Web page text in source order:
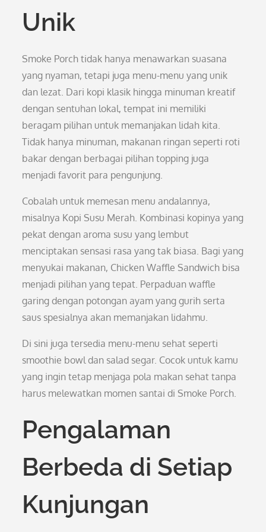
Unik
Smoke Porch tidak hanya menawarkan suasana
yang nyaman, tetapi juga menu-menu yang unik
dan lezat. Dari kopi klasik hingga minuman kreatif
dengan sentuhan lokal, tempat ini memiliki
beragam pilihan untuk memanjakan lidah kita.
Tidak hanya minuman, makanan ringan seperti roti
bakar dengan berbagai pilihan topping juga
menjadi favorit para pengunjung.
Cobalah untuk memesan menu andalannya,
misalnya Kopi Susu Merah. Kombinasi kopinya yang
pekat dengan aroma susu yang lembut
menciptakan sensasi rasa yang tak biasa. Bagi yang
menyukai makanan, Chicken Waffle Sandwich bisa
menjadi pilihan yang tepat. Perpaduan waffle
garing dengan potongan ayam yang gurih serta
saus spesialnya akan memanjakan lidahmu.
Di sini juga tersedia menu-menu sehat seperti
smoothie bowl dan salad segar. Cocok untuk kamu
yang ingin tetap menjaga pola makan sehat tanpa
harus melewatkan momen santai di Smoke Porch.
Pengalaman
Berbeda di Setiap
Kunjungan